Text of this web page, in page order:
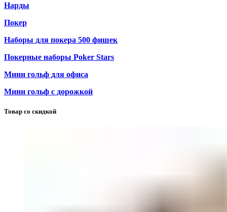
Нарды
Покер
Наборы для покера 500 фишек
Покерные наборы Poker Stars
Мини гольф для офиса
Мини гольф с дорожкой
Товар со скидкой